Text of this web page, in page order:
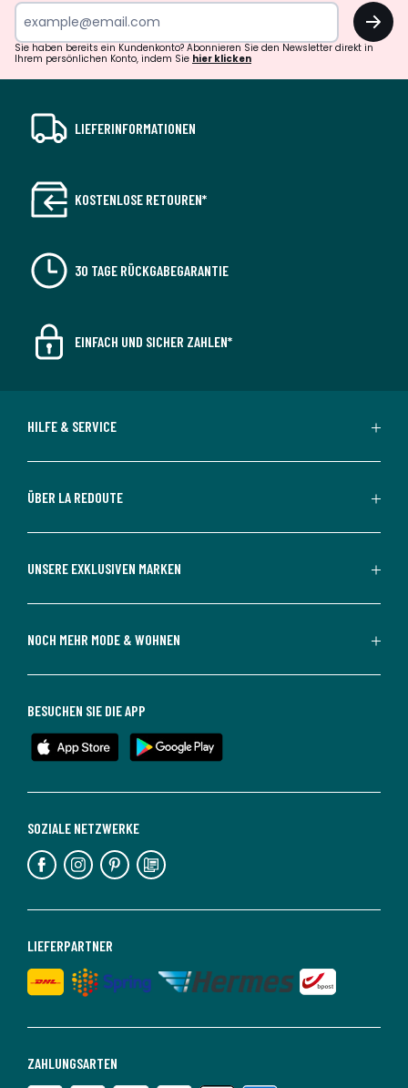
OK
Sie haben bereits ein Kundenkonto? Abonnieren Sie den Newsletter direkt in
Ihrem persönlichen Konto, indem Sie hier klicken
LIEFERINFORMATIONEN
KOSTENLOSE RETOUREN*
30 TAGE RÜCKGABEGARANTIE
EINFACH UND SICHER ZAHLEN*
HILFE & SERVICE
ÜBER LA REDOUTE
UNSERE EXKLUSIVEN MARKEN
NOCH MEHR MODE & WOHNEN
ZAHLUNGSARTEN
LIEFERPARTNER
SOZIALE NETZWERKE
BESUCHEN SIE DIE APP